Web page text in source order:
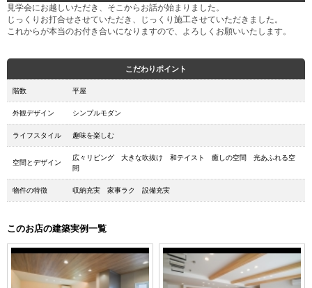
見学会にお越しいただき、そこからお話が始まりました。
じっくりお打合せさせていただき、じっくり施工させていただきました。
これからが本当のお付き合いになりますので、よろしくお願いいたします。
こだわりポイント
階数 平屋
外観デザイン シンプルモダン
ライフスタイル 趣味を楽しむ
空間とデザイン
広々リビング 大きな吹抜け 和テイスト 癒しの空間 光あふれる空
間
物件の特徴 収納充実 家事ラク 設備充実
このお店の建築実例一覧